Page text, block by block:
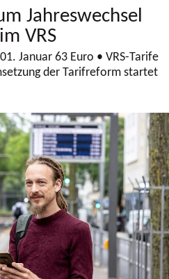
Jahreswechsel
VRS
Januar 63 Euro • VRS-Tarife
der Tarifreform startet